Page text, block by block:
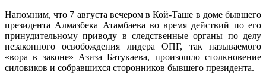
Напомним, что 7 августа вечером в Кой-Таше в доме бывшего
президента Алмазбека Атамбаева во время действий по его
принудительному приводу в следственные органы по делу
незаконного освобождения лидера ОПГ, так называемого
«вора в законе» Азиза Батукаева, произошло столкновение
силовиков и собравшихся сторонников бывшего президента.